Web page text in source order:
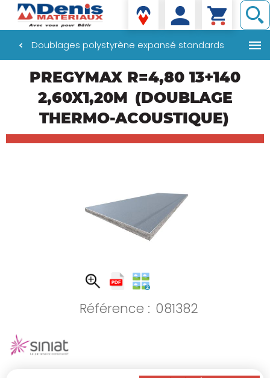
principal
Denis matériaux
Doublages polystyrène expansé standards
PREGYMAX R=4,80 13+140
2,60X1,20M (DOUBLAGE
THERMO-ACOUSTIQUE)
Référence : 081382